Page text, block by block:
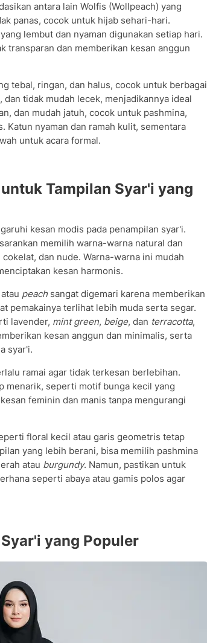
antara lain Wolfis (Wollpeach) yang
panas, cocok untuk hijab sehari-hari.
lembut dan nyaman digunakan setiap hari.
transparan dan memberikan kesan anggun
tebal, ringan, dan halus, cocok untuk berbagai
tidak mudah lecek, menjadikannya ideal
dan mudah jatuh, cocok untuk pashmina,
Katun nyaman dan ramah kulit, sementara
untuk acara formal.
Tampilan Syar'i yang
kesan modis pada penampilan syar'i.
memilih warna-warna natural dan
dan nude. Warna-warna ini mudah
kesan harmonis.
peachsangat digemari karena memberikan
pemakainya terlihat lebih muda serta segar.
lavender, mint green, beige, dan terracotta,
kesan anggun dan minimalis, serta
syar'i.
ramai agar tidak terkesan berlebihan.
menarik, seperti motif bunga kecil yang
feminin dan manis tanpa mengurangi
floral kecil atau garis geometris tetap
yang lebih berani, bisa memilih pashmina
atau burgundy. Namun, pastikan untuk
seperti abaya atau gamis polos agar
yang Populer